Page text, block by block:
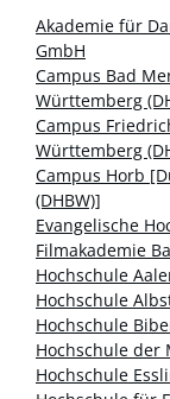
Akademie für
GmbH
Campus Bad
Württemberg
Campus
Württemberg
Campus Horb
(DHBW)]
Evangelische
Filmakademie
Hochschule
Hochschule
Hochschule
Hochschule der
Hochschule